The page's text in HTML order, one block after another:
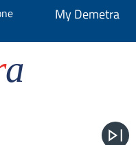
My Demetra
a